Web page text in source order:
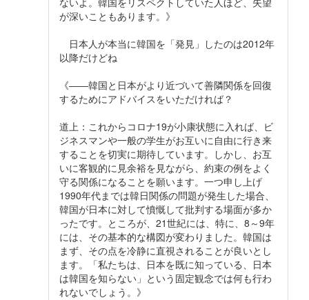
が深いこともあります。》
日本人が本当に韓国を「発見」したのは2012年
以降だけどね
《――韓国と日本がより近づいて善隣関係を回復
するためにアドバイスをいただければ？
道上：これからコロナ19が小康状態に入れば、ビ
ジネスマンや一般の学生がお互いに自由に行き来
することを切実に期待しています。しかし、お互
いに客観的に見余裕を見ながら、約束の例をよく
守る関係になることを願います。一つ申し上げ
1990年代までは韓日関係の問題が発生した場合、
韓国が日本に対して憤慨して批判する場面が多か
ったです。ところが、21世紀には、特に、8～9年
には、その基本的な構図が変わりました。韓国は
まず、その点を冷静に直視されることが良いとし
ます。「私たちは、日本を既に知っている、日本
は韓国を知らない」という固定観念では何も行わ
れないでしょう。》